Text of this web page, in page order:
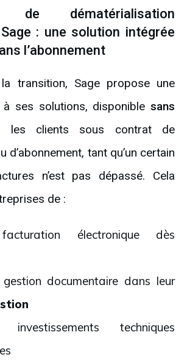
de dématérialisation
: une solution intégrée
l’abonnement
transition, Sage propose une
à ses solutions, disponiblesans
les clients sous contrat de
d’abonnement, tant qu’un certain
n’est pas dépassé. Cela
de :
électronique dès
documentaire dans leur
techniques